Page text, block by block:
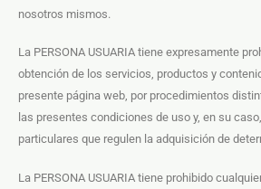
nosotros mismos.
La PERSONA USUARIA tiene expresamente
obtención de los servicios, productos y
presente página web, por procedimientos
las presentes condiciones de uso y, en su
particulares que regulen la adquisición de
La PERSONA USUARIA tiene prohibido